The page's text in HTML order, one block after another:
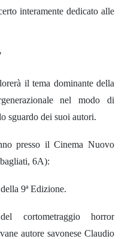
interamente dedicato alle
il tema dominante della
nel modo di
sguardo dei suoi autori.
presso il Cinema Nuovo
6A):
9ª Edizione.
cortometraggio horror
autore savonese Claudio